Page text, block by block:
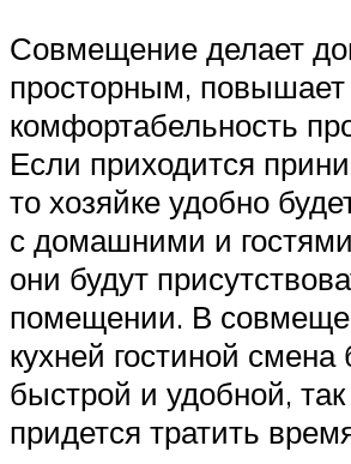
Совмещение делает
просторным, повышает
комфортабельность
Если приходится
то хозяйке удобно
с домашними и
они будут
помещении. В
кухней гостиной
быстрой и удобной, так
придется тратить